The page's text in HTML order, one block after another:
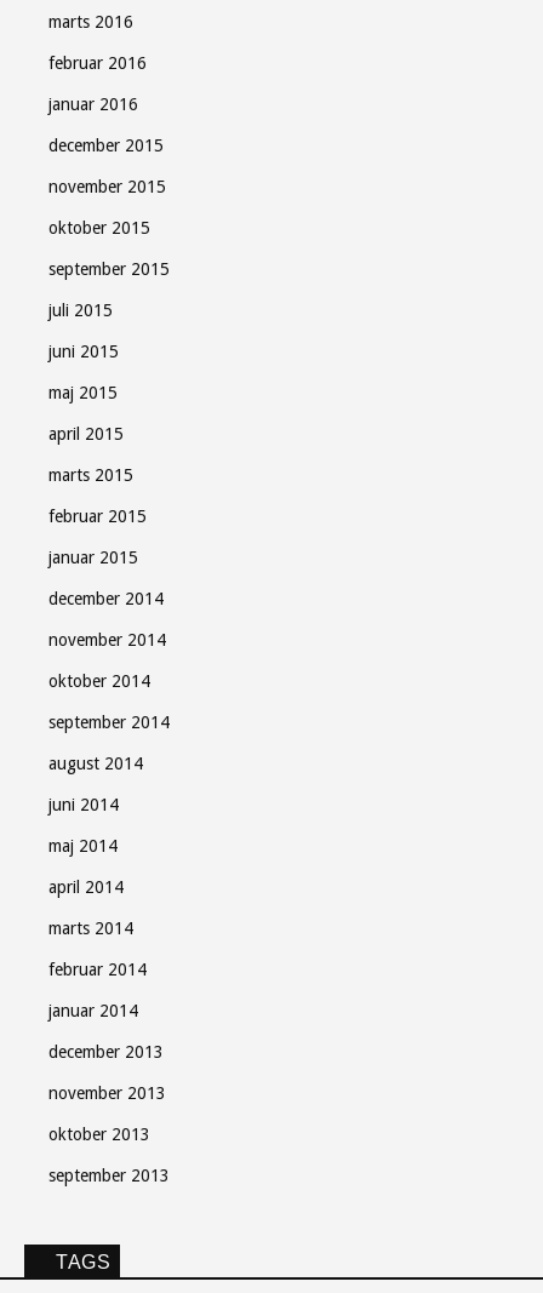
marts 2016
februar 2016
januar 2016
december 2015
november 2015
oktober 2015
september 2015
juli 2015
juni 2015
maj 2015
april 2015
marts 2015
februar 2015
januar 2015
december 2014
november 2014
oktober 2014
september 2014
august 2014
juni 2014
maj 2014
april 2014
marts 2014
februar 2014
januar 2014
december 2013
november 2013
oktober 2013
september 2013
TAGS